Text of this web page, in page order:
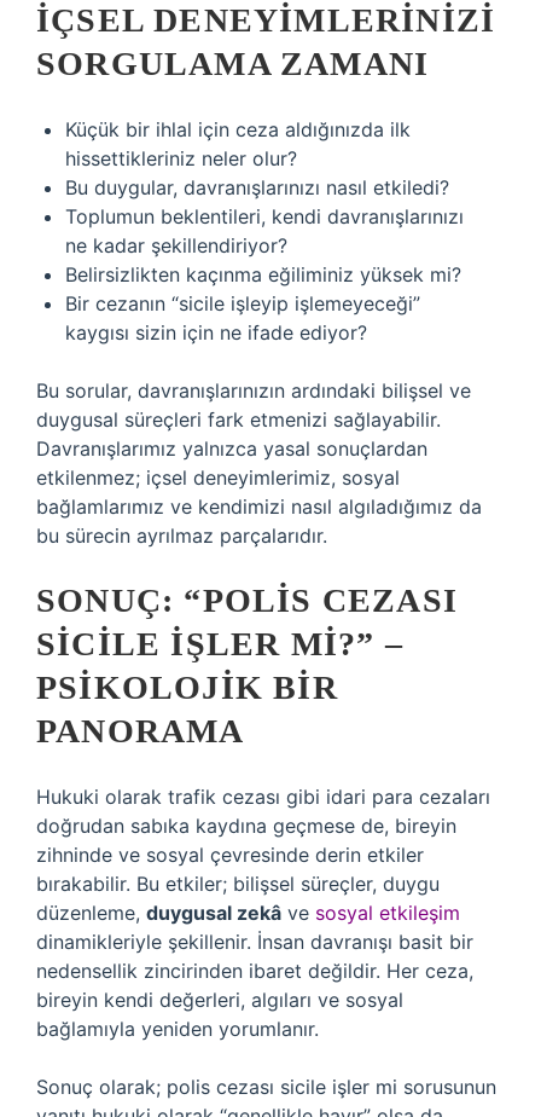
İÇSEL DENEYIMLERINIZI
SORGULAMA ZAMANI
Küçük bir ihlal için ceza aldığınızda ilk
hissettikleriniz neler olur?
Bu duygular, davranışlarınızı nasıl etkiledi?
Toplumun beklentileri, kendi davranışlarınızı
ne kadar şekillendiriyor?
Belirsizlikten kaçınma eğiliminiz yüksek mi?
Bir cezanın “sicile işleyip işlemeyeceği”
kaygısı sizin için ne ifade ediyor?
Bu sorular, davranışlarınızın ardındaki bilişsel ve
duygusal süreçleri fark etmenizi sağlayabilir.
Davranışlarımız yalnızca yasal sonuçlardan
etkilenmez; içsel deneyimlerimiz, sosyal
bağlamlarımız ve kendimizi nasıl algıladığımız da
bu sürecin ayrılmaz parçalarıdır.
SONUÇ: “POLIS CEZASI
SICILE İŞLER MI?” –
PSIKOLOJIK BIR
PANORAMA
Hukuki olarak trafik cezası gibi idari para cezaları
doğrudan sabıka kaydına geçmese de, bireyin
zihninde ve sosyal çevresinde derin etkiler
bırakabilir. Bu etkiler; bilişsel süreçler, duygu
düzenleme, duygusal zekâ ve sosyal etkileşim
dinamikleriyle şekillenir. İnsan davranışı basit bir
nedensellik zincirinden ibaret değildir. Her ceza,
bireyin kendi değerleri, algıları ve sosyal
bağlamıyla yeniden yorumlanır.
Sonuç olarak; polis cezası sicile işler mi sorusunun